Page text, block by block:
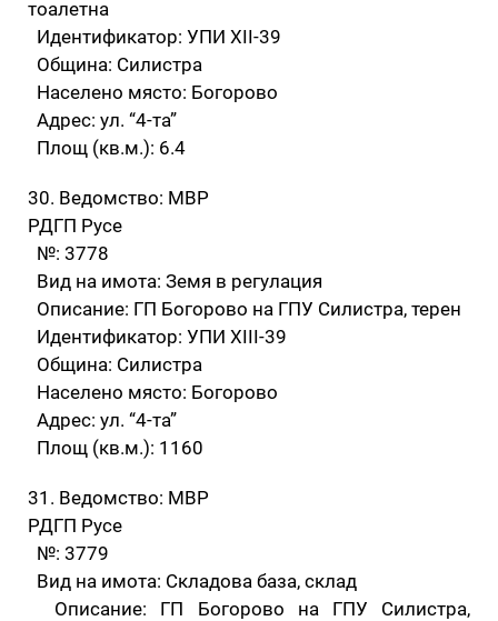
тоалетна
Идентификатор: УПИ XII-39
Община: Силистра
Населено място: Богорово
Адрес: ул. “4-та”
Площ (кв.м.): 6.4
30. Ведомство: МВР
РДГП Русе
№: 3778
Вид на имота: Земя в регулация
Описание: ГП Богорово на ГПУ Силистра, терен
Идентификатор: УПИ XIII-39
Община: Силистра
Населено място: Богорово
Адрес: ул. “4-та”
Площ (кв.м.): 1160
31. Ведомство: МВР
РДГП Русе
№: 3779
Вид на имота: Складова база, склад
Описание: ГП Богорово на ГПУ Силистра,